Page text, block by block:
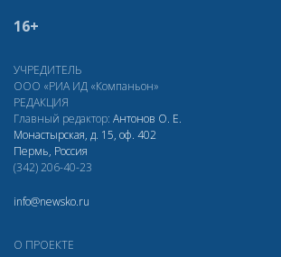
16+
УЧРЕДИТЕЛЬ
ООО «РИА ИД «Компаньон»
РЕДАКЦИЯ
Главный редактор: Антонов О. Е.
Монастырская, д. 15, оф. 402
Пермь, Россия
(342) 206-40-23
info@newsko.ru
О ПРОЕКТЕ